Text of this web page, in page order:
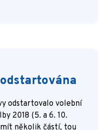
odstartovalo volební
2018 (5. a 6. 10.
mít několik částí, tou